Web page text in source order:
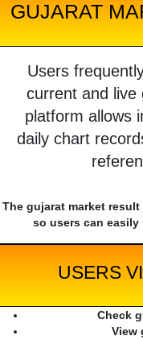
GUJARAT
Users
current and live
platform allows
daily chart
The gujarat market
so users can
USERS
Check
View